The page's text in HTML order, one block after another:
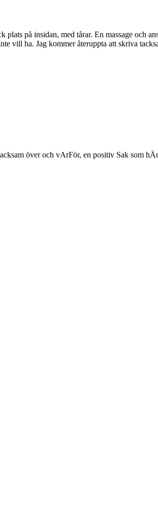
på insidan, med tårar. En massage och
vill ha. Jag kommer återuppta att skriva
över och vArFör, en positiv Sak som